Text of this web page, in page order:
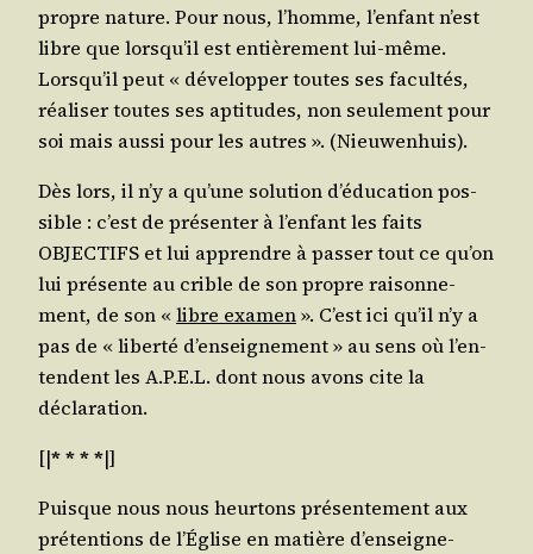
propre nature. Pour nous, l’homme, l’en­fant n’est
libre que lors­qu’il est entiè­re­ment lui-même.
Lors­qu’il peut « déve­lop­per toutes ses facul­tés,
réa­li­ser toutes ses apti­tudes, non seule­ment pour
soi mais aus­si pour les autres ». (Nieu­wen­huis).
Dès lors, il n’y a qu’une solu­tion d’é­du­ca­tion pos­
sible : c’est de pré­sen­ter à l’en­fant les faits
OBJECTIFS et lui apprendre à pas­ser tout ce qu’on
lui pré­sente au crible de son propre rai­son­ne­
ment, de son « libre exa­men». C’est ici qu’il n’y a
pas de « liber­té d’en­sei­gne­ment » au sens où l’en­
tendent les A.P.E.L. dont nous avons cite la
déclaration.
[|* * * *|]
Puisque nous nous heur­tons pré­sen­te­ment aux
pré­ten­tions de l’É­glise en matière d’en­sei­gne­